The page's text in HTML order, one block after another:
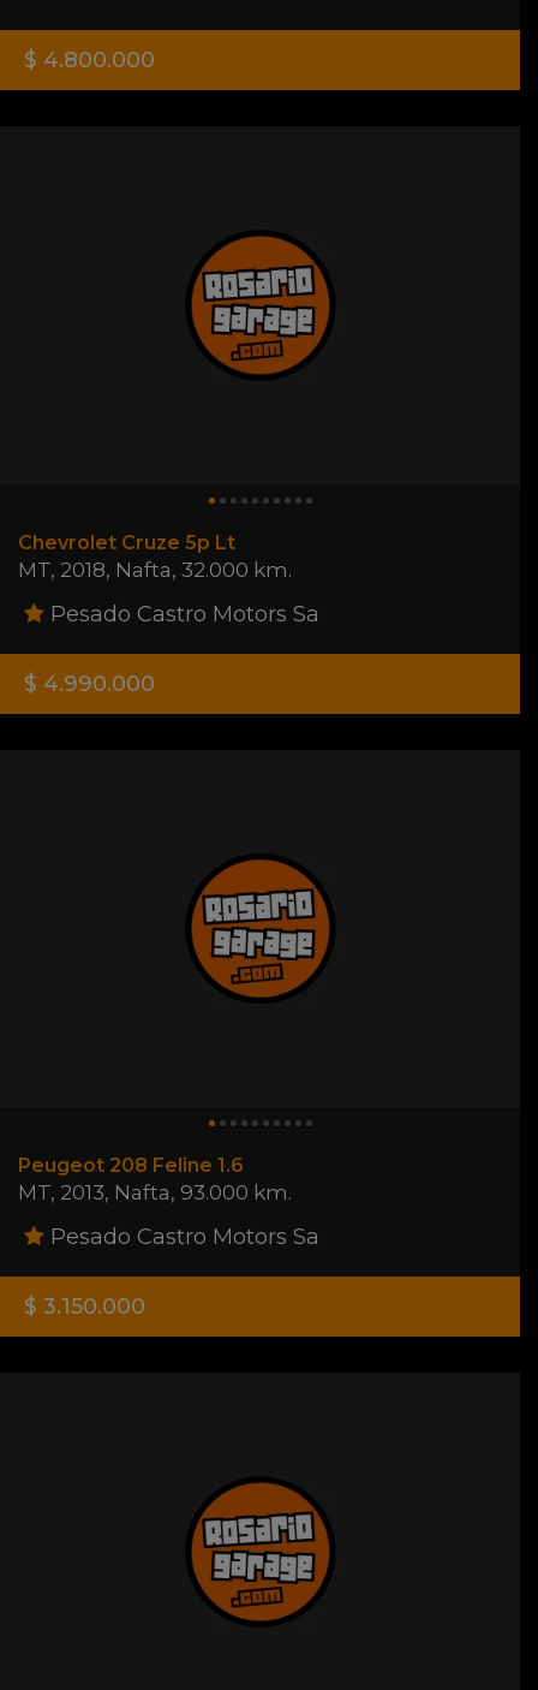
$ 4.800.000
Chevrolet Cruze 5p Lt
MT, 2018, Nafta, 32.000 km.
Pesado Castro Motors Sa
$ 4.990.000
Peugeot 208 Feline 1.6
MT, 2013, Nafta, 93.000 km.
Pesado Castro Motors Sa
$ 3.150.000